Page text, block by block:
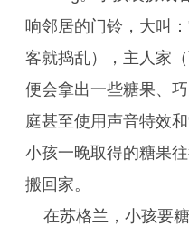
响邻居的门铃，大叫
客就捣乱），主人家
便会拿出一些糖果、
庭甚至使用声音特效
小孩一晚取得的糖果
搬回家。
在苏格兰，小孩要